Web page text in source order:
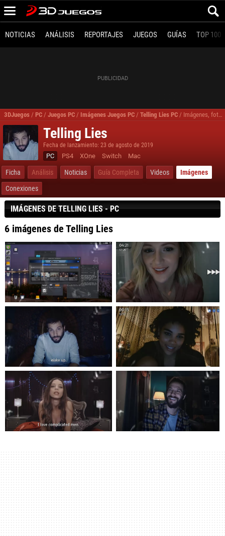
NOTICIAS ANÁLISIS REPORTAJES JUEGOS GUÍAS TOP 100
3DJuegos / PC / Juegos PC / Imágenes Juegos PC / Telling Lies PC / Imágenes, fotos Telling Lies para PC
Telling Lies
Fecha de lanzamiento: 23 de agosto de 2019
PC PS4 XOne Switch Mac
Ficha Análisis Noticias Guía Completa Videos
Imágenes
Conexiones
IMÁGENES DE TELLING LIES - PC
6 imágenes de Telling Lies